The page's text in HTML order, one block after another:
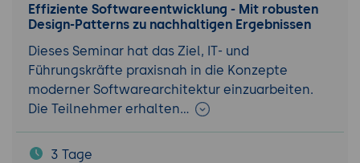
Effiziente Softwareentwicklung - Mit robusten
Design-Patterns zu nachhaltigen Ergebnissen
Dieses Seminar hat das Ziel, IT- und
Führungskräfte praxisnah in die Konzepte
moderner Softwarearchitektur einzuarbeiten.
Die Teilnehmer erhalten…
3 Tage